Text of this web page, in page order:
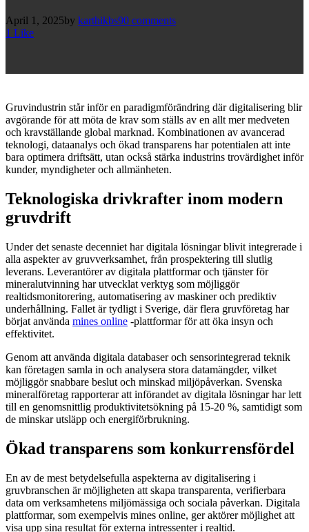
April 1, 2025by karthikbs90 comments
1 Like
Gruvindustrin står inför en paradigmförändring där digitalisering blir
avgörande för att möta de krav som ställs av en allt mer medveten
och kravställande global marknad. Kombinationen av avancerad
teknologi, dataanalys och ökad transparens har potentialen att inte
bara optimera driftsätt, utan också stärka industrins trovärdighet inför
kunder, myndigheter och allmänheten.
Teknologiska drivkrafter inom modern
gruvdrift
Under det senaste decenniet har digitala lösningar blivit integrerade i
alla aspekter av gruvverksamhet, från prospektering till slutlig
leverans. Leverantörer av digitala plattformar och tjänster för
mineralutvinning har utvecklat verktyg som möjliggör
realtidsmonitorering, automatisering av maskiner och prediktiv
underhållning. Fallet är tydligt i Sverige, där flera gruvföretag har
börjat använda mines online -plattformar för att öka insyn och
effektivitet.
Genom att använda digitala databaser och sensorintegrerad teknik
kan företagen samla in och analysera stora datamängder, vilket
möjliggör snabbare beslut och minskad miljöpåverkan. Svenska
mineralföretag rapporterar att införandet av digitala lösningar har lett
till en genomsnittlig produktivitetsökning på 15-20 %, samtidigt som
de minskar utsläpp och energiförbrukning.
Ökad transparens som konkurrensfördel
En av de mest betydelsefulla aspekterna av digitalisering i
gruvbranschen är möjligheten att skapa transparenta, verifierbara
data om verksamhetens miljömässiga och sociala påverkan. Digitala
plattformar, som exempelvis mines online, ger aktörer möjlighet att
visa upp sina resultat för externa intressenter i realtid.